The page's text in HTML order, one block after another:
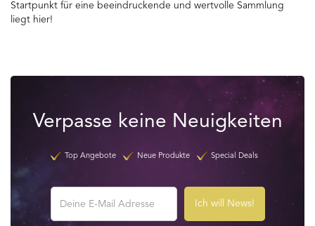
Startpunkt für eine beeindruckende und wertvolle Sammlung
liegt hier!
Verpasse keine Neuigkeiten
Top Angebote Neue Produkte Special Deals